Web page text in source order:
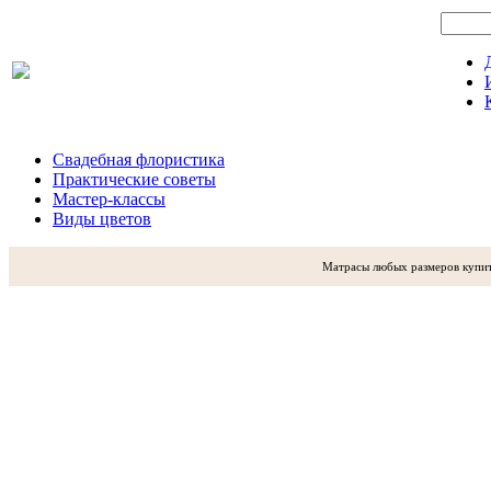
Свадебная флористика
Практические советы
Мастер-классы
Виды цветов
Матрасы любых размеров